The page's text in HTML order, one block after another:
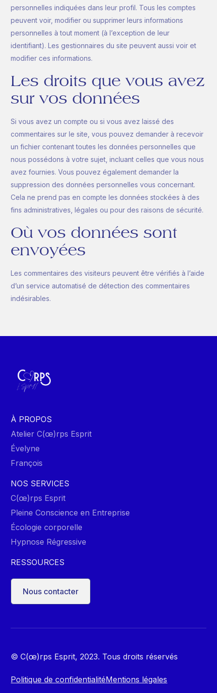
personnelles indiquées dans leur profil. Tous les comptes
peuvent voir, modifier ou supprimer leurs informations
personnelles à tout moment (à l’exception de leur
identifiant). Les gestionnaires du site peuvent aussi voir et
modifier ces informations.
Les droits que vous avez
sur vos données
Si vous avez un compte ou si vous avez laissé des
commentaires sur le site, vous pouvez demander à recevoir
un fichier contenant toutes les données personnelles que
nous possédons à votre sujet, incluant celles que vous nous
avez fournies. Vous pouvez également demander la
suppression des données personnelles vous concernant.
Cela ne prend pas en compte les données stockées à des
fins administratives, légales ou pour des raisons de sécurité.
Où vos données sont
envoyées
Les commentaires des visiteurs peuvent être vérifiés à l’aide
d’un service automatisé de détection des commentaires
indésirables.
À PROPOS
Atelier C(œ)rps Esprit
Évelyne
François
NOS SERVICES
C(œ)rps Esprit
Pleine Conscience en Entreprise
Écologie corporelle
Hypnose Régressive
RESSOURCES
Nous contacter
© C(œ)rps Esprit, 2023. Tous droits réservés
Politique de confidentialitéMentions légales